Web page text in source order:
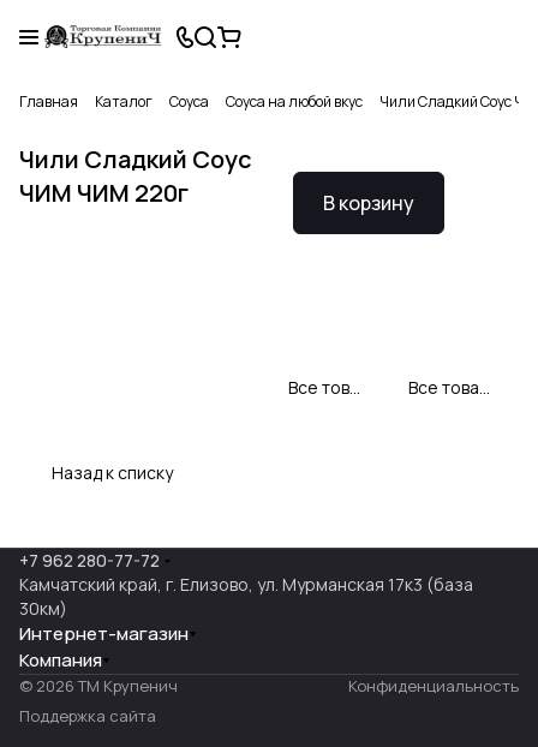
Главная Каталог Соуса Соуса на любой вкус Чили Сладкий Соус
Чили Сладкий Соус
ЧИМ ЧИМ 220г
В корзину
Все товары Чим Чим Все товары категории
Назад к списку
+7 962 280-77-72
Камчатский край, г. Елизово, ул. Мурманская 17к3 (база
30км)
Интернет-магазин
Компания
© 2026 ТМ Крупенич
Конфиденциальность
Поддержка сайта